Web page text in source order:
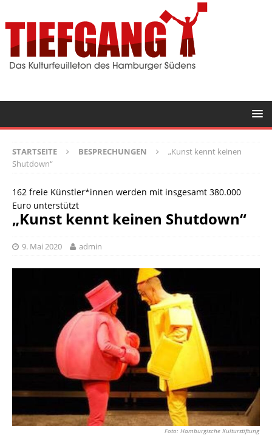
STARTSEITE BESPRECHUNGEN
„Kunst kennt keinen
Shutdown“
162 freie Künstler*innen werden mit insgesamt 380.000
Euro unterstützt
„Kunst kennt keinen Shutdown“
9. Mai 2020 admin
Foto: Hamburgische Kulturstiftung